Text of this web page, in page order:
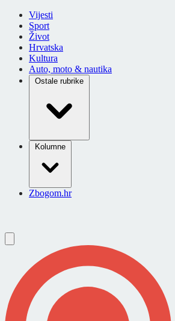
Vijesti
Sport
Život
Hrvatska
Kultura
Auto, moto & nautika
Ostale rubrike
Kolumne
Zbogom.hr